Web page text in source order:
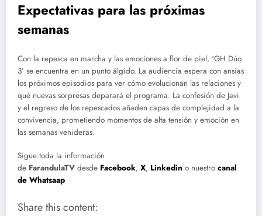
Expectativas para las próximas
semanas
Con la repesca en marcha y las emociones a flor de piel, ‘GH Dúo
3’ se encuentra en un punto álgido. La audiencia espera con ansias
los próximos episodios para ver cómo evolucionan las relaciones y
qué nuevas sorpresas deparará el programa. La confesión de Javi
y el regreso de los repescados añaden capas de complejidad a la
convivencia, prometiendo momentos de alta tensión y emoción en
las semanas venideras.
Sigue toda la información
de FarandulaTV desde Facebook, X, Linkedin o nuestro canal
de Whatsaap
Share this content: